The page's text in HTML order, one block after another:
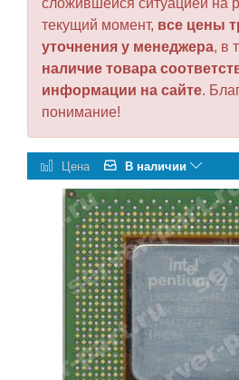
текущий момент, все цены
уточнения у менеджера, в
наличие товара
информации на сайте.
понимание!
Цена В наличии